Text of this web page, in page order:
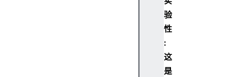
验
性
:
这
是